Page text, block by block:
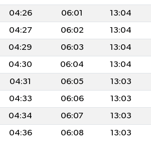
04:26 06:01 13:04
04:27 06:02 13:04
04:29 06:03 13:04
04:30 06:04 13:04
04:31 06:05 13:03
04:33 06:06 13:03
04:34 06:07 13:03
04:36 06:08 13:03